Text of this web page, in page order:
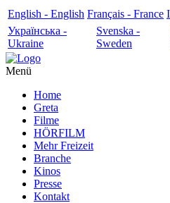
English - English Français - France
Українська -
Ukraine
Svenska -
Sweden
Menü
Home
Greta
Filme
HÖRFILM
Mehr Freizeit
Branche
Kinos
Presse
Kontakt